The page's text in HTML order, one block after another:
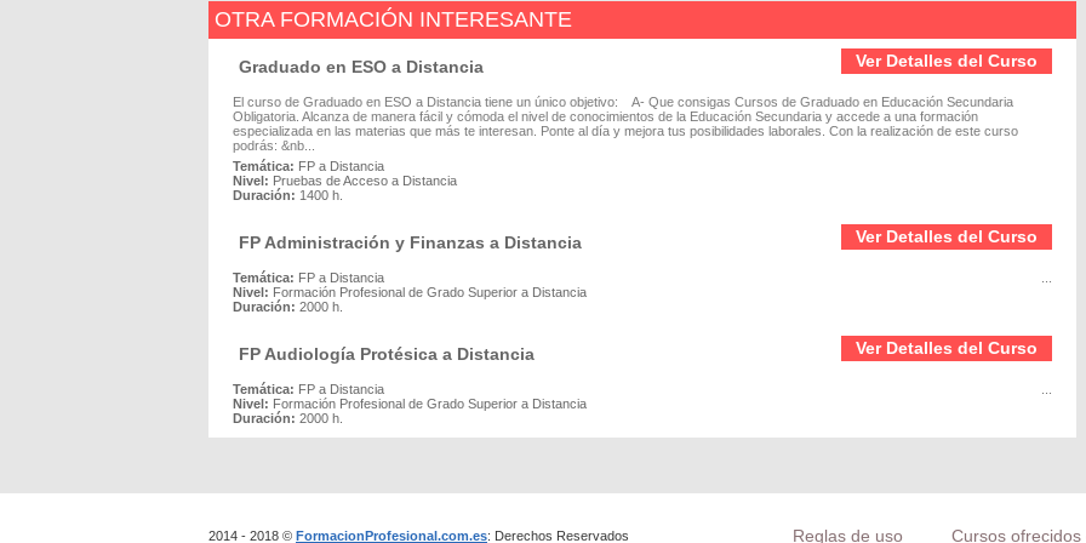
OTRA FORMACIÓN INTERESANTE
Ver Detalles del Curso
Graduado en ESO a Distancia
El curso de Graduado en ESO a Distancia tiene un único objetivo: A- Que consigas Cursos de Graduado en Educación Secundaria
Obligatoria. Alcanza de manera fácil y cómoda el nivel de conocimientos de la Educación Secundaria y accede a una formación
especializada en las materias que más te interesan. Ponte al día y mejora tus posibilidades laborales. Con la realización de este curso
podrás: &nb...
Temática: FP a Distancia
Nivel: Pruebas de Acceso a Distancia
Duración: 1400 h.
Ver Detalles del Curso
FP Administración y Finanzas a Distancia
Temática: FP a Distancia
Nivel: Formación Profesional de Grado Superior a Distancia
Duración: 2000 h.
Ver Detalles del Curso
FP Audiología Protésica a Distancia
Temática: FP a Distancia
Nivel: Formación Profesional de Grado Superior a Distancia
Duración: 2000 h.
Reglas de uso Cursos
2014 - 2018 © FormacionProfesional.com.es: Derechos Reservados